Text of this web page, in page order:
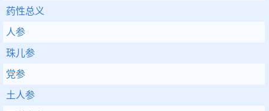
药性总义
人参
珠儿参
党参
土人参